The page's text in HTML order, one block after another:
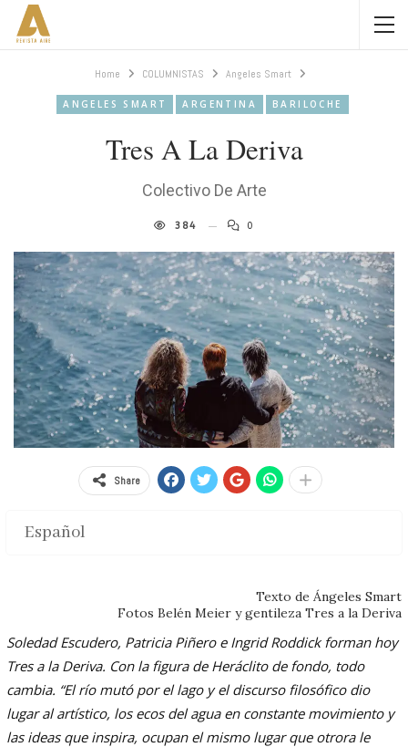
Home COLUMNISTAS Angeles Smart
ANGELES SMART ARGENTINA BARILOCHE
Tres A La Deriva
Colectivo De Arte
384 0
Share
Español
Texto de Ángeles Smart
Fotos Belén Meier y gentileza Tres a la Deriva
Soledad Escudero, Patricia Piñero e Ingrid Roddick forman hoy
Tres a la Deriva. Con la figura de Heráclito de fondo, todo
cambia. “El río mutó por el lago y el discurso filosófico dio
lugar al artístico, los ecos del agua en constante movimiento y
las ideas que inspira, ocupan el mismo lugar que otrora le